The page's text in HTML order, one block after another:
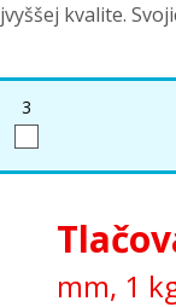
kvalite.
3
mm, 1